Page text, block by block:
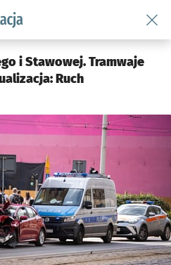
podserwis: Komunikacja
i Stawowej. Tramwaje
Ruch